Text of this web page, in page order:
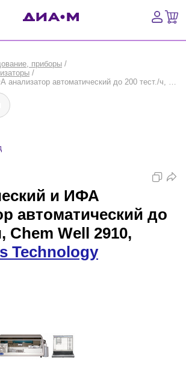
пластик, стекло
приборы /
/
Биохимический и ИФА анализатор автоматический до 200 тест./ч, Chem Well 2910, Awareness Technology
и ИФА
автоматический до
Chem Well 2910,
Technology